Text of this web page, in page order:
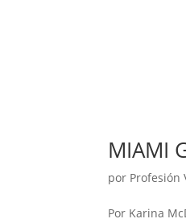
MIAMI
por Profesión
Por Karina